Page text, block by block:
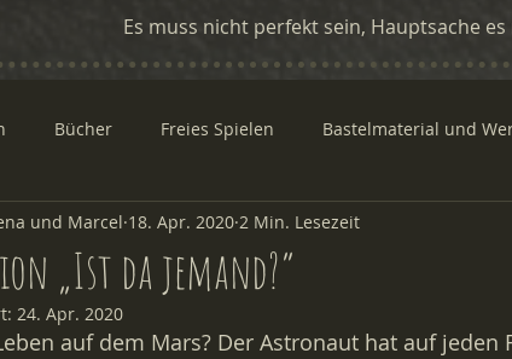
Es muss nicht perfekt sein, Hauptsache es
Bücher Freies Spielen Bastelmaterial und
Aus der Kita
„Ist da jemand?“
und Marcel 18. Apr. 2020 2 Min. Lesezeit
24. Apr. 2020
auf dem Mars? Der Astronaut hat auf jeden